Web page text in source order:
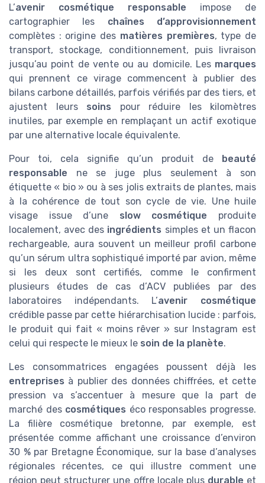
L’avenir cosmétique responsable impose de
cartographier les chaînes d’approvisionnement
complètes : origine des matières premières, type de
transport, stockage, conditionnement, puis livraison
jusqu’au point de vente ou au domicile. Les marques
qui prennent ce virage commencent à publier des
bilans carbone détaillés, parfois vérifiés par des tiers, et
ajustent leurs soins pour réduire les kilomètres
inutiles, par exemple en remplaçant un actif exotique
par une alternative locale équivalente.
Pour toi, cela signifie qu’un produit de
beauté
responsable ne se juge plus seulement à son
étiquette « bio » ou à ses jolis extraits de plantes, mais
à la cohérence de tout son cycle de vie. Une huile
visage issue d’une slow cosmétique produite
localement, avec des ingrédients simples et un flacon
rechargeable, aura souvent un meilleur profil carbone
qu’un sérum ultra sophistiqué importé par avion, même
si les deux sont certifiés, comme le confirment
plusieurs études de cas d’ACV publiées par des
laboratoires indépendants. L’avenir cosmétique
crédible passe par cette hiérarchisation lucide : parfois,
le produit qui fait « moins rêver » sur Instagram est
celui qui respecte le mieux le soin de la planète.
Les consommatrices engagées poussent déjà les
entreprises à publier des données chiffrées, et cette
pression va s’accentuer à mesure que la part de
marché des cosmétiques éco responsables progresse.
La filière cosmétique bretonne, par exemple, est
présentée comme affichant une croissance d’environ
30 % par Bretagne Économique, sur la base d’analyses
régionales récentes, ce qui illustre comment une
région peut structurer une offre locale plus durable et